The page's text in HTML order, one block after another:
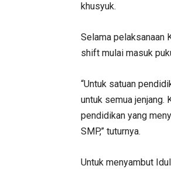
khusyuk.
Selama pelaksanaan
shift mulai masuk
“Untuk satuan
untuk semua jenjang.
pendidikan yang
SMP,” tuturnya.
Untuk menyambut